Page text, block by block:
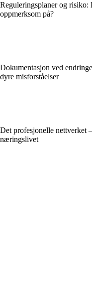
Reguleringsplaner og
oppmerksom på?
Dokumentasjon ved
dyre misforståelser
Det profesjonelle nettverket
næringslivet